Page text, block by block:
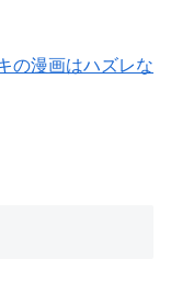
の漫画はハズレな